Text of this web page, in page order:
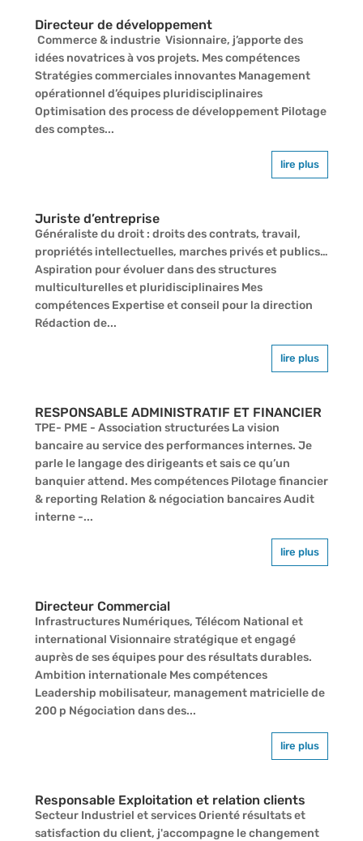
Directeur de développement
Commerce & industrie Visionnaire, j’apporte des
idées novatrices à vos projets. Mes compétences
Stratégies commerciales innovantes Management
opérationnel d’équipes pluridisciplinaires
Optimisation des process de développement Pilotage
des comptes...
lire plus
Juriste d’entreprise
Généraliste du droit : droits des contrats, travail,
propriétés intellectuelles, marches privés et publics…
Aspiration pour évoluer dans des structures
multiculturelles et pluridisciplinaires Mes
compétences Expertise et conseil pour la direction
Rédaction de...
lire plus
RESPONSABLE ADMINISTRATIF ET FINANCIER
TPE- PME - Association structurées La vision
bancaire au service des performances internes. Je
parle le langage des dirigeants et sais ce qu’un
banquier attend. Mes compétences Pilotage financier
& reporting Relation & négociation bancaires Audit
interne -...
lire plus
Directeur Commercial
Infrastructures Numériques, Télécom National et
international Visionnaire stratégique et engagé
auprès de ses équipes pour des résultats durables.
Ambition internationale Mes compétences
Leadership mobilisateur, management matricielle de
200 p Négociation dans des...
lire plus
Responsable Exploitation et relation clients
Secteur Industriel et services Orienté résultats et
satisfaction du client, j'accompagne le changement